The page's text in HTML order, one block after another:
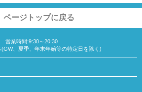
ページトップに戻る
営業時間:9:30～20:30
(GW、夏季、年末年始等の特定日を除く)